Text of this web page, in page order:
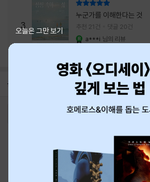
3
누군가를 이해한다는 것
추천 21건 댓글 20건
a***i 님의 리뷰
공지 26년 NBCI 수상 안내
오늘은 그만 보기
최근 본 상품
티켓 1544-6399
eBook 1:1문의/채팅상담
예스이십사(주) 사업자 정보
이용약관
개인정보처리방침
청소년